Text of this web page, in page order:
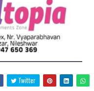
Twitter